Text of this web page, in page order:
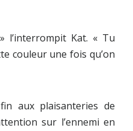
l’interrompit Kat. « Tu
couleur une fois qu’on
aux plaisanteries de
sur l’ennemi en